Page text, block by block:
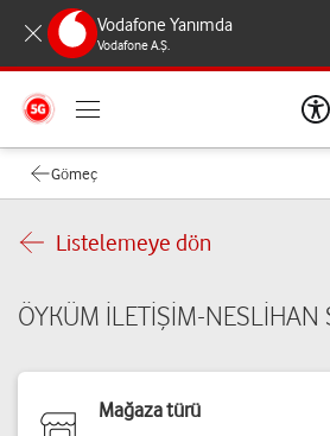
Vodafone Yanımda
Vodafone A.Ş.
Gömeç
Listelemeye dön
ÖYKÜM İLETİŞİM-NESLİHAN
Mağaza türü